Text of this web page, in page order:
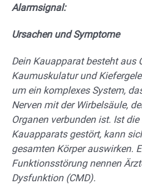
Alarmsignal:
Ursachen und Symptome
Dein Kauapparat besteht aus
Kaumuskulatur und
um ein komplexes System,
Nerven mit der Wirbelsäule,
Organen verbunden ist. Ist
Kauapparats gestört, kann
gesamten Körper auswirken.
Funktionsstörung nennen
Dysfunktion (CMD).